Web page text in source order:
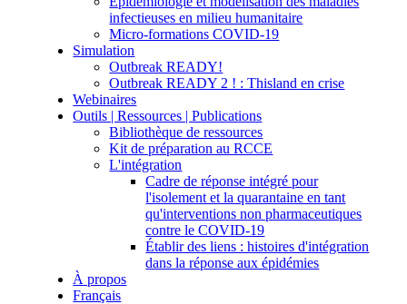
infectieuses en milieu humanitaire
Micro-formations COVID-19
Simulation
Outbreak READY!
Outbreak READY 2 ! : Thisland en crise
Webinaires
Outils | Ressources | Publications
Bibliothèque de ressources
Kit de préparation au RCCE
L'intégration
Cadre de réponse intégré pour
l'isolement et la quarantaine en tant
qu'interventions non pharmaceutiques
contre le COVID-19
Établir des liens : histoires d'intégration
dans la réponse aux épidémies
À propos
Français